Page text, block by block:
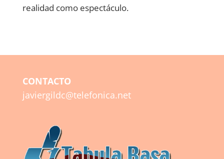
realidad como espectáculo.
CONTACTO
javiergildc@telefonica.net